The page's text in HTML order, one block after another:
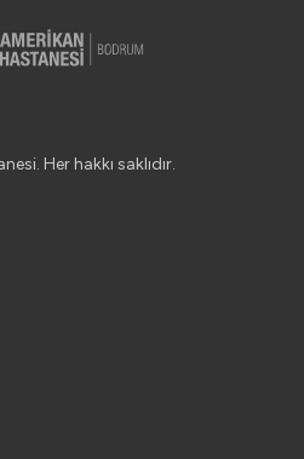
Her hakkı saklıdır.